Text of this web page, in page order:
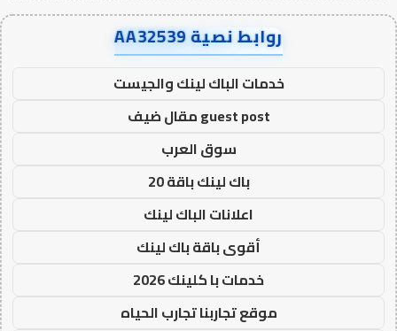
روابط نصية AA32539
خدمات الباك لينك والجيست
guest post مقال ضيف
سوق العرب
باك لينك باقة 20
اعلانات الباك لينك
أقوى باقة باك لينك
خدمات با كلينك 2026
موقع تجاربنا تجارب الحياه